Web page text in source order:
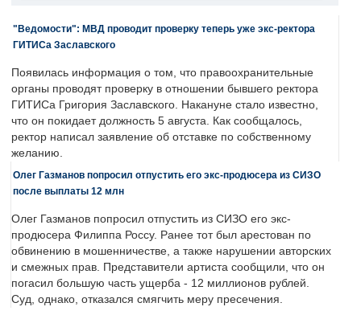
"Ведомости": МВД проводит проверку теперь уже экс-ректора
ГИТИСа Заславского
Появилась информация о том, что правоохранительные
органы проводят проверку в отношении бывшего ректора
ГИТИСа Григория Заславского. Накануне стало известно,
что он покидает должность 5 августа. Как сообщалось,
ректор написал заявление об отставке по собственному
желанию.
Олег Газманов попросил отпустить его экс-продюсера из СИЗО
после выплаты 12 млн
Олег Газманов попросил отпустить из СИЗО его экс-
продюсера Филиппа Россу. Ранее тот был арестован по
обвинению в мошенничестве, а также нарушении авторских
и смежных прав. Представители артиста сообщили, что он
погасил большую часть ущерба - 12 миллионов рублей.
Суд, однако, отказался смягчить меру пресечения.